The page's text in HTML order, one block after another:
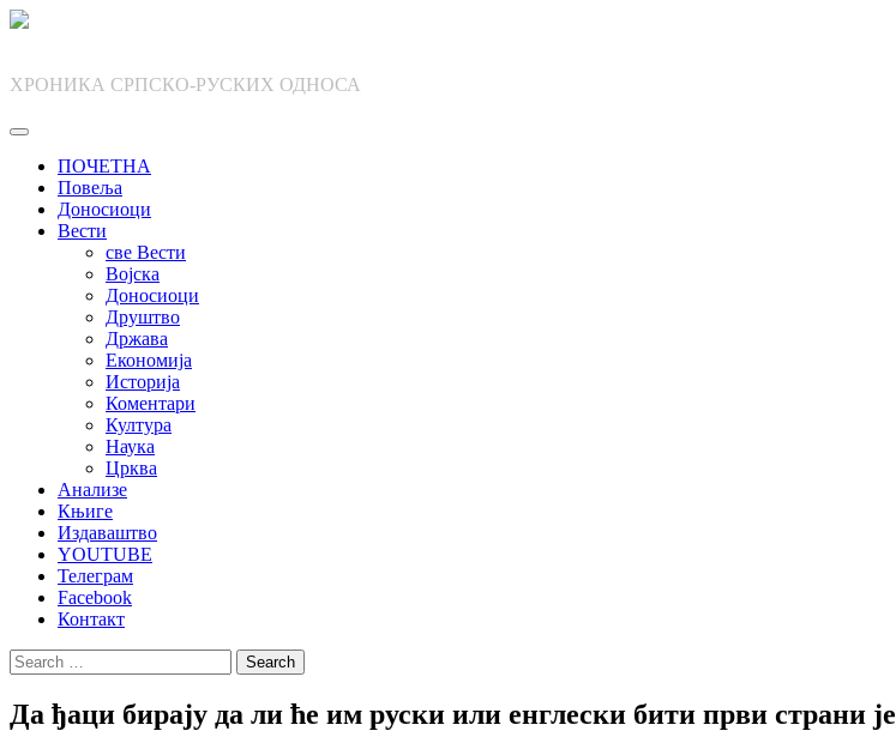
Skip
ХРОНИКА СРПСКО-РУСКИХ ОДНОСА
ПОЧЕТНА
Повеља
Доносиоци
Вести
све Вести
Војска
Доносиоци
Друштво
Држава
Економија
Историја
Коментари
Култура
Наука
Црква
Анализе
Књиге
Издаваштво
YOUTUBE
Телеграм
Facebook
Контакт
Search
for:
Да ђаци бирају да ли ће им руски или енглески бити први